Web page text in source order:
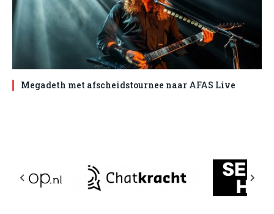
Megadeth met afscheidstournee naar AFAS Live